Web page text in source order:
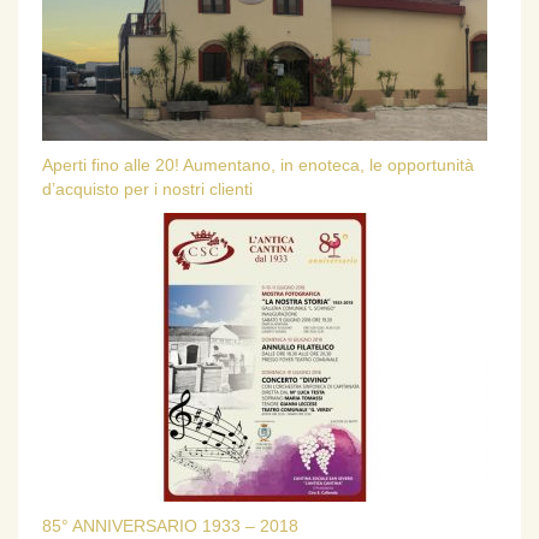
Aperti fino alle 20! Aumentano, in enoteca, le opportunità
d’acquisto per i nostri clienti
85° ANNIVERSARIO 1933 – 2018